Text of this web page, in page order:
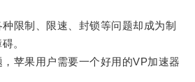
制、限速、封锁等问题却成为制
。
果用户需要一个好用的VP加速器